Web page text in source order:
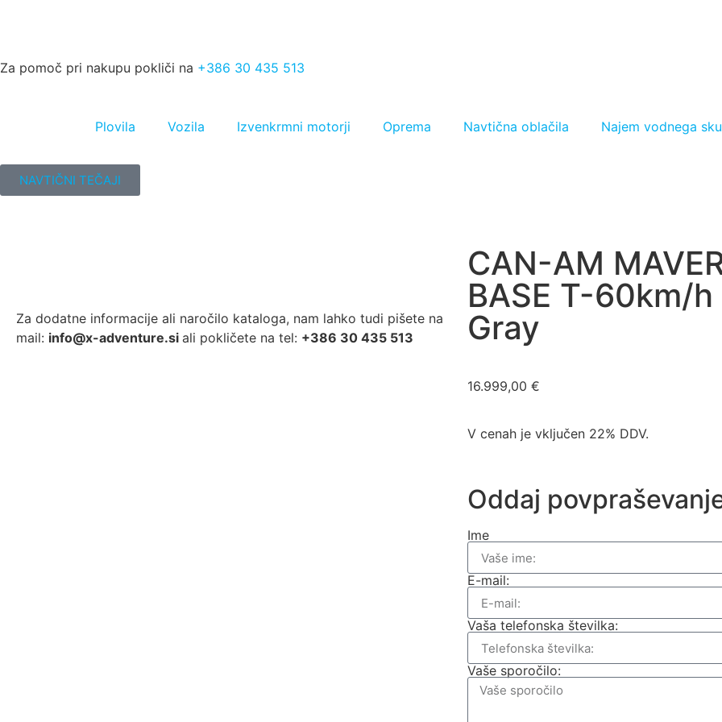
Za pomoč pri nakupu pokliči na +386 30 435 513
Plovila Vozila Izvenkrmni motorji Oprema Navtična oblačila Najem vodnega
NAVTIČNI TEČAJI
Za dodatne informacije ali naročilo kataloga, nam lahko tudi pišete na
mail: info@x-adventure.si ali pokličete na tel: +386 30 435 513
CAN-AM
BASE T-60km/
Gray
16.999,00 €
V cenah je vključen 22% DDV.
Oddaj
Ime
E-mail:
Vaša telefonska številka:
Vaše sporočilo: